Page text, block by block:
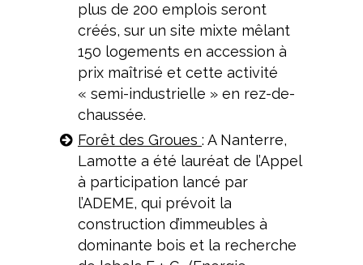
plus de 200 emplois seront
créés, sur un site mixte mêlant
150 logements en accession à
prix maîtrisé et cette activité
« semi-industrielle » en rez-de-
chaussée.
Forêt des Groues : A Nanterre,
Lamotte a été lauréat de l’Appel
à participation lancé par
l’ADEME, qui prévoit la
construction d’immeubles à
dominante bois et la recherche